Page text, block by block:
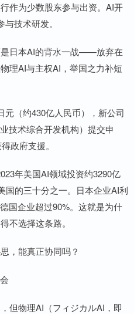
作为少数股东参与出资。AI开
技术研发。
日本AI的背水一战——放弃在
理AI与主权AI，举国之力补短
元（约430亿人民币），新公司
技术综合开发机构）提交申
政府支援。
年美国AI领域投资约3290亿
国的三十分之一。日本企业AI利
国企业超过90%。这就是为什
不选择这条路。
，能真正协同吗？
但物理AI（フィジカルAI，即